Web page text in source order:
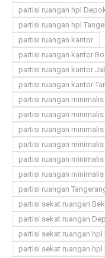
partisi ruangan hpl
partisi ruangan hpl
partisi ruangan kantor
partisi ruangan kantor
partisi ruangan kantor
partisi ruangan kantor
partisi ruangan minimalis
partisi ruangan
partisi ruangan
partisi ruangan
partisi ruangan
partisi ruangan
partisi ruangan
partisi sekat ruangan
partisi sekat ruangan
partisi sekat ruangan hpl
partisi sekat ruangan hpl